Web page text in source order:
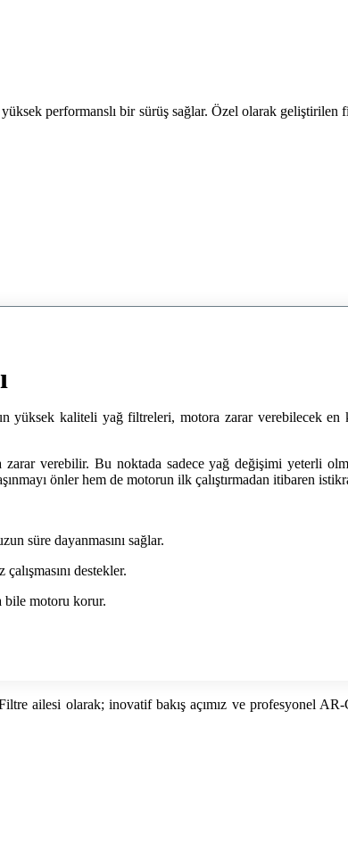
performanslı bir sürüş sağlar. Özel olarak geliştirilen
yüksek kaliteli yağ filtreleri, motora zarar verebilecek
verebilir. Bu noktada sadece yağ değişimi yeterli
önler hem de motorun ilk çalıştırmadan itibaren
süre dayanmasını sağlar.
destekler.
bile motoru korur.
ailesi olarak; inovatif bakış açımız ve profesyonel